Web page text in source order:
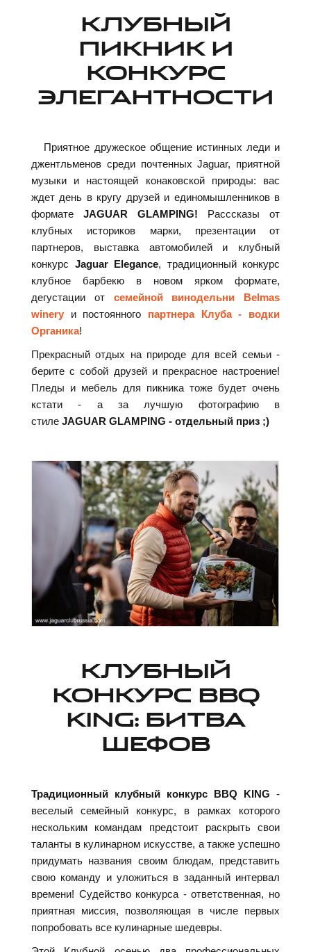
КЛУБНЫЙ
ПИКНИК И
КОНКУРС
ЭЛЕГАНТНОСТИ
Приятное дружеское общение истинных леди и
джентльменов среди почтенных Jaguar, приятной
музыки и настоящей конаковской природы: вас
ждет день в кругу друзей и единомышленников в
формате JAGUAR GLAMPING! Расссказы от
клубных историков марки, презентации от
партнеров, выставка автомобилей и клубный
конкурс Jaguar Elegance, традиционный конкурс
клубное барбекю в новом ярком формате,
дегустации от семейной винодельни Belmas
winery и постоянного партнера Клуба - водки
Органика!
Прекрасный отдых на природе для всей семьи -
берите с собой друзей и прекрасное настроение!
Пледы и мебель для пикника тоже будет очень
кстати - а за лучшую фотографию в
стиле JAGUAR GLAMPING - отдельный приз ;)
КЛУБНЫЙ
КОНКУРС BBQ
KING: БИТВА
ШЕФОВ
Традиционный клубный конкурс BBQ KING -
веселый семейный конкурс, в рамках которого
нескольким командам предстоит раскрыть свои
таланты в кулинарном искусстве, а также успешно
придумать названия своим блюдам, представить
свою команду и уложиться в заданный интервал
времени! Судейство конкурса - ответственная, но
приятная миссия, позволяющая в числе первых
попробовать все кулинарные шедевры.